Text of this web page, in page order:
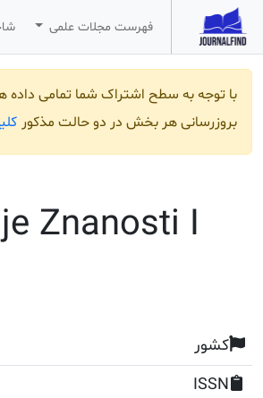
فهرست مجلات علمی
با توجه به سطح اشتراک شما تمامی
بروزرسانی هر بخش در دو حالت مذکور
Znanosti I
کشور
ISSN